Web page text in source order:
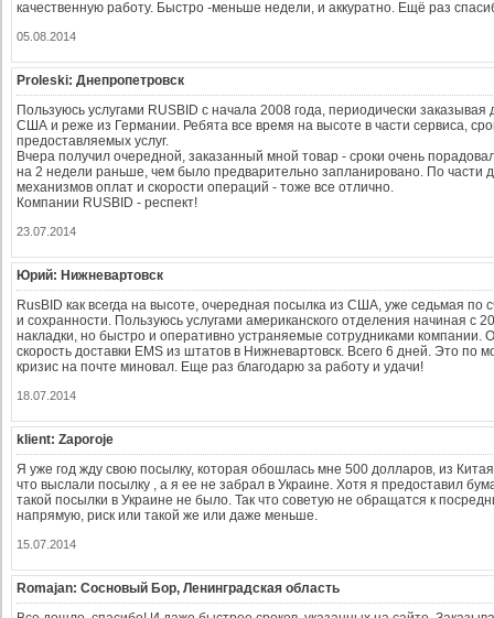
качественную работу. Быстро -меньше недели, и аккуратно. Ещё раз
05.08.2014
Proleski: Днепропетровск
Пользуюсь услугами RUSBID с начала 2008 года, периодически заказывая
США и реже из Германии. Ребята все время на высоте в части сервиса,
предоставляемых услуг.
Вчера получил очередной, заказанный мной товар - сроки очень
на 2 недели раньше, чем было предварительно запланировано. По части
механизмов оплат и скорости операций - тоже все отлично.
Компании RUSBID - респект!
23.07.2014
Юрий: Нижневартовск
RusBID как всегда на высоте, очередная посылка из США, уже седьмая по
и сохранности. Пользуюсь услугами американского отделения начиная с
накладки, но быстро и оперативно устраняемые сотрудниками компании.
скорость доставки EMS из штатов в Нижневартовск. Всего 6 дней. Это по
кризис на почте миновал. Еще раз благодарю за работу и удачи!
18.07.2014
klient: Zaporoje
Я уже год жду свою посылку, которая обошлась мне 500 долларов, из
что выслали посылку , а я ее не забрал в Украине. Хотя я предоставил
такой посылки в Украине не было. Так что советую не обращатся к
напрямую, риск или такой же или даже меньше.
15.07.2014
Romajan: Сосновый Бор, Ленинградская область